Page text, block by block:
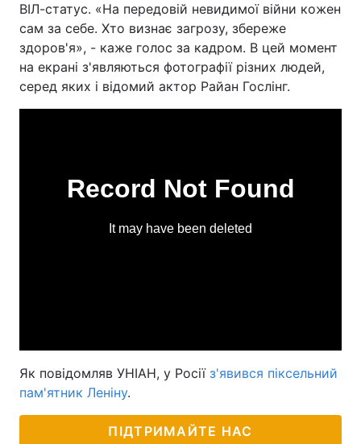
ВІЛ-статус. «На передовій невидимої війни кожен
сам за себе. Хто визнає загрозу, збереже
здоров'я», - каже голос за кадром. В цей момент
на екрані з'являються фотографії різних людей,
серед яких і відомий актор Райан Гослінг.
Як повідомляв УНІАН, у Росії з'явився піксельний
пам'ятник Леніну.
ПІДТРИМАЙТЕ НАС